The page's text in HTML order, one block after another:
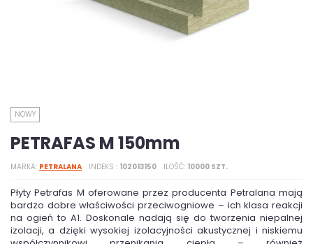
NOWY
PETRAFAS M 150mm
MARKA PETRALANA INDEKS 102013150 ILOŚĆ 10000 SZT.
Płyty Petrafas M oferowane przez producenta Petralana mają
bardzo dobre właściwości przeciwogniowe – ich klasa reakcji
na ogień to A1. Doskonale nadają się do tworzenia niepalnej
izolacji, a dzięki wysokiej izolacyjności akustycznej i niskiemu